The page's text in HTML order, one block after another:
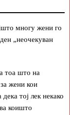
многу жени го
„неочекуван
тоа што на
жени кои
тој лек некако
коишто